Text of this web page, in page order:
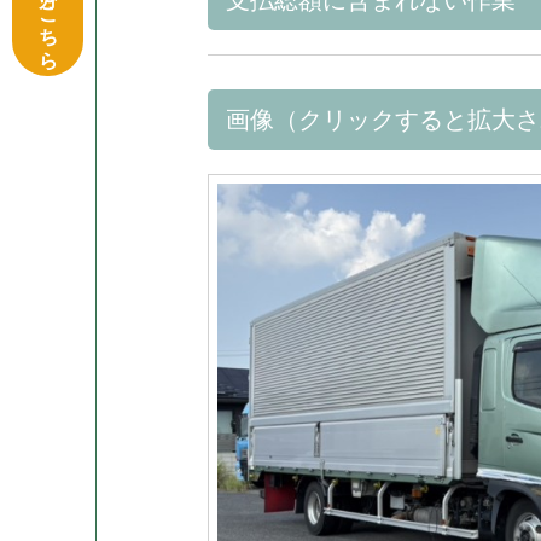
画像（クリックすると拡大